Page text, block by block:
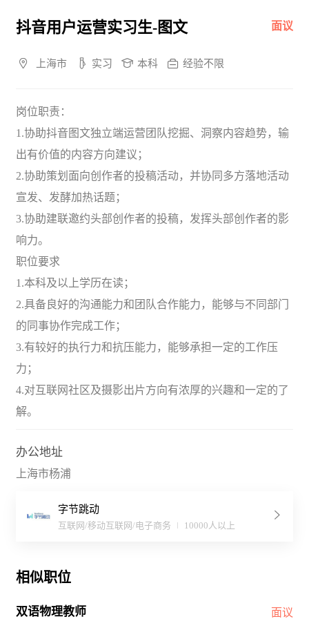
抖音用户运营实习生-图文 面议
上海市 实习 本科 经验不限
岗位职责：
1.协助抖音图文独立端运营团队挖掘、洞察内容趋势，输
出有价值的内容方向建议；
2.协助策划面向创作者的投稿活动，并协同多方落地活动
宣发、发酵加热话题；
3.协助建联邀约头部创作者的投稿，发挥头部创作者的影
响力。
职位要求
1.本科及以上学历在读；
2.具备良好的沟通能力和团队合作能力，能够与不同部门
的同事协作完成工作；
3.有较好的执行力和抗压能力，能够承担一定的工作压
力；
4.对互联网社区及摄影出片方向有浓厚的兴趣和一定的了
解。
办公地址
上海市杨浦
字节跳动
互联网/移动互联网/电子商务 10000人以上
相似职位
双语物理教师 面议